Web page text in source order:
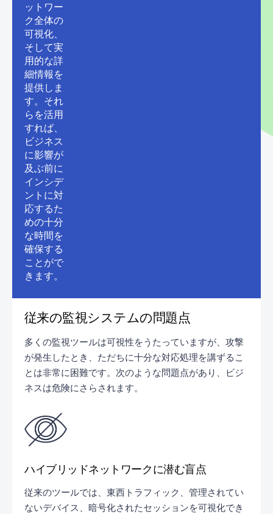
ットワー
ク全体の
可視化、
そして実
用的な詳
細情報を
提供しま
す。それ
らを活用
すれば、
ビジネス
に影響が
及ぶ前に
インシデ
ントに対
応するた
めの十分
な時間を
確保する
ことがで
きます。
従来の監視システムの問題点
多くの監視ツールは可視性をうたっていますが、攻撃
が発生したとき、ただちに十分な対応処理を講ずるこ
とは非常に困難です。次のような問題点があり、ビジ
ネスは危険にさらされます。
ハイブリッドネットワークに潜む盲点
従来のツールでは、東西トラフィック、管理されてい
ないデバイス、暗号化されたセッションを可視化でき